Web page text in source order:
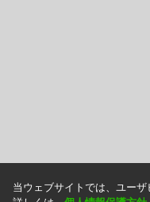
当ウェブサイトでは、ユー